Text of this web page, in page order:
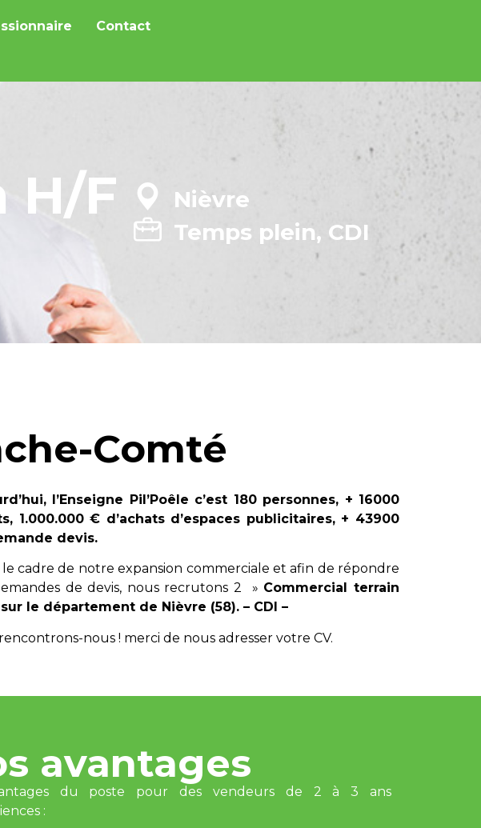
Contact
H/F
Nièvre
Temps plein, CDI
Comté
l’Enseigne Pil’Poêle c’est 180 personnes, + 16000
1.000.000 € d’achats d’espaces publicitaires, + 43900
devis.
le cadre de notre expansion commerciale et afin de répondre
de devis, nous recrutons 2 » Commercial terrain
sur le département de Nièvre (58). – CDI –
nous ! merci de nous adresser votre CV.
avantages
du poste pour des vendeurs de 2 à 3 ans
: